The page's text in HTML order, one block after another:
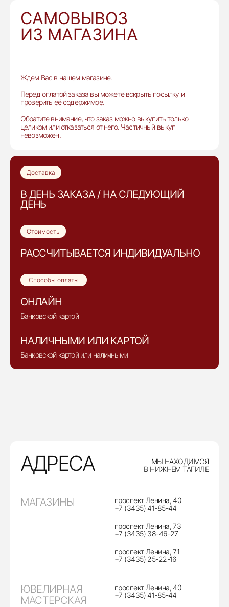
САМОВЫВОЗ
ИЗ МАГАЗИНА
Ждем Вас в нашем магазине.
Перед оплатой заказа вы можете вскрыть посылку и
проверить её содержимое.
Обратите внимание, что заказ можно выкупить только
целиком или отказаться от него. Частичный выкуп
невозможен.
Доставка
В ДЕНЬ ЗАКАЗА / НА СЛЕДУЮЩИЙ
ДЕНЬ
Стоимость
РАССЧИТЫВАЕТСЯ ИНДИВИДУАЛЬНО
Способы оплаты
ОНЛАЙН
Банковской картой
НАЛИЧНЫМИ ИЛИ КАРТОЙ
Банковской картой или наличными
АДРЕСА
МЫ НАХОДИМСЯ
В НИЖНЕМ ТАГИЛЕ
МАГАЗИНЫ
проспект Ленина, 40
+7 (3435) 41-85-44
проспект Ленина, 73
+7 (3435) 38-46-27
проспект Ленина, 71
+7 (3435) 25-22-16
ЮВЕЛИРНАЯ
МАСТЕРСКАЯ
проспект Ленина, 40
+7 (3435) 41-85-44